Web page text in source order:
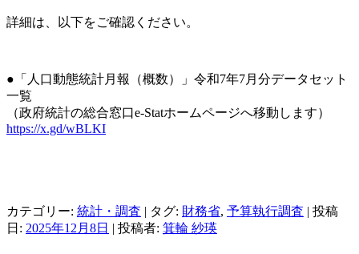
詳細は、以下をご確認ください。
●「人口動態統計月報（概数）」令和7年7月分データセット
一覧
（政府統計の総合窓口e-Statホームページへ移動します）
https://x.gd/wBLKI
カテゴリー: 統計・調査 | タグ: 財務省, 予算執行調査 | 投稿
日: 2025年12月8日 | 投稿者: 箕輪 紗瑛